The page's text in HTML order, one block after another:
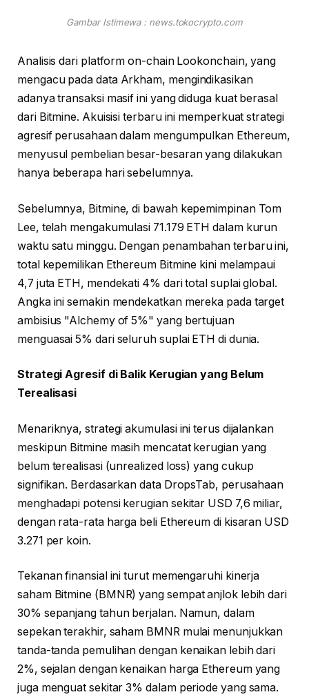
Gambar Istimewa : news.tokocrypto.com
Analisis dari platform on-chain Lookonchain, yang
mengacu pada data Arkham, mengindikasikan
adanya transaksi masif ini yang diduga kuat berasal
dari Bitmine. Akuisisi terbaru ini memperkuat strategi
agresif perusahaan dalam mengumpulkan Ethereum,
menyusul pembelian besar-besaran yang dilakukan
hanya beberapa hari sebelumnya.
Sebelumnya, Bitmine, di bawah kepemimpinan Tom
Lee, telah mengakumulasi 71.179 ETH dalam kurun
waktu satu minggu. Dengan penambahan terbaru ini,
total kepemilikan Ethereum Bitmine kini melampaui
4,7 juta ETH, mendekati 4% dari total suplai global.
Angka ini semakin mendekatkan mereka pada target
ambisius "Alchemy of 5%" yang bertujuan
menguasai 5% dari seluruh suplai ETH di dunia.
Strategi Agresif di Balik Kerugian yang Belum
Terealisasi
Menariknya, strategi akumulasi ini terus dijalankan
meskipun Bitmine masih mencatat kerugian yang
belum terealisasi (unrealized loss) yang cukup
signifikan. Berdasarkan data DropsTab, perusahaan
menghadapi potensi kerugian sekitar USD 7,6 miliar,
dengan rata-rata harga beli Ethereum di kisaran USD
3.271 per koin.
Tekanan finansial ini turut memengaruhi kinerja
saham Bitmine (BMNR) yang sempat anjlok lebih dari
30% sepanjang tahun berjalan. Namun, dalam
sepekan terakhir, saham BMNR mulai menunjukkan
tanda-tanda pemulihan dengan kenaikan lebih dari
2%, sejalan dengan kenaikan harga Ethereum yang
juga menguat sekitar 3% dalam periode yang sama.